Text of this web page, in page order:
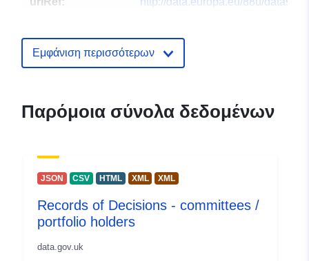
Εμφάνιση περισσότερων
Παρόμοια σύνολα δεδομένων
JSON CSV HTML XML XML
Records of Decisions - committees /
portfolio holders
data.gov.uk